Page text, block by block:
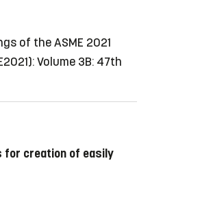
of the ASME 2021
Volume 3B: 47th
for creation of easily